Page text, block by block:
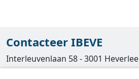
Contacteer IBEVE
Interleuvenlaan 58 - 3001 Heverlee